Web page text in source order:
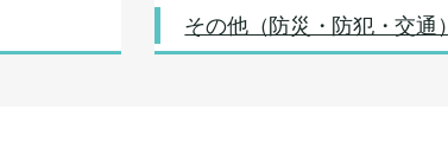
その他（防災・防犯・交通）